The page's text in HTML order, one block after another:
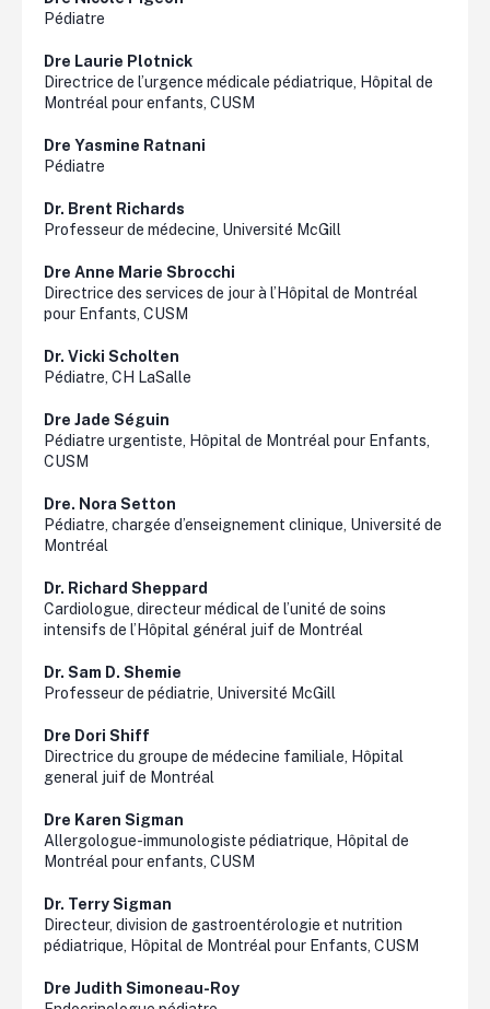
Pédiatre
Dre Laurie Plotnick
Directrice de l’urgence médicale pédiatrique, Hôpital de
Montréal pour enfants, CUSM
Dre Yasmine Ratnani
Pédiatre
Dr. Brent Richards
Professeur de médecine, Université McGill
Dre Anne Marie Sbrocchi
Directrice des services de jour à l’Hôpital de Montréal
pour Enfants, CUSM
Dr. Vicki Scholten
Pédiatre, CH LaSalle
Dre Jade Séguin
Pédiatre urgentiste, Hôpital de Montréal pour Enfants,
CUSM
Dre. Nora Setton
Pédiatre, chargée d’enseignement clinique, Université de
Montréal
Dr. Richard Sheppard
Cardiologue, directeur médical de l’unité de soins
intensifs de l’Hôpital général juif de Montréal
Dr. Sam D. Shemie
Professeur de pédiatrie, Université McGill
Dre Dori Shiff
Directrice du groupe de médecine familiale, Hôpital
general juif de Montréal
Dre Karen Sigman
Allergologue-immunologiste pédiatrique, Hôpital de
Montréal pour enfants, CUSM
Dr. TerrySigman
Directeur, division de gastroentérologie et nutrition
pédiatrique, Hôpital de Montréal pour Enfants, CUSM
Dre Judith Simoneau-Roy